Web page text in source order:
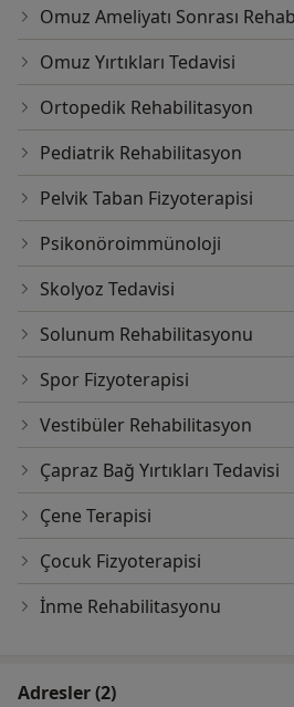
Omuz Ameliyatı Sonrası
Omuz Yırtıkları Tedavisi
Ortopedik Rehabilitasyon
Pediatrik Rehabilitasyon
Pelvik Taban Fizyoterapisi
Psikonöroimmünoloji
Skolyoz Tedavisi
Solunum Rehabilitasyonu
Spor Fizyoterapisi
Vestibüler Rehabilitasyon
Çapraz Bağ Yırtıkları Tedavisi
Çene Terapisi
Çocuk Fizyoterapisi
İnme Rehabilitasyonu
Adresler (2)